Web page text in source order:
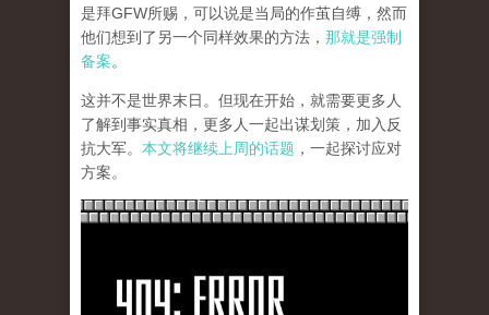
是拜GFW所赐，可以说是当局的作茧自缚，然而
他们想到了另一个同样效果的方法， 那就是强制
备案。
这并不是世界末日。但现在开始，就需要更多人
了解到事实真相，更多人一起出谋划策，加入反
抗大军。 本文将继续上周的话题 ，一起探讨应对
方案。